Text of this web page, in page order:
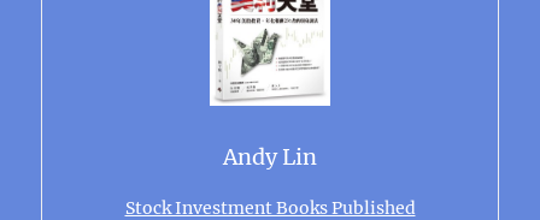
Andy Lin
Stock Investment Books Published